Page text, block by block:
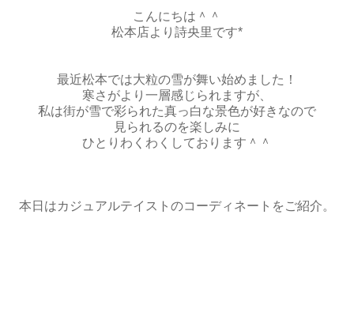
こんにちは＾＾
松本店より詩央里です*
最近松本では大粒の雪が舞い始めました！
寒さがより一層感じられますが、
私は街が雪で彩られた真っ白な景色が好きなので
見られるのを楽しみに
ひとりわくわくしております＾＾
本日はカジュアルテイストのコーディネートをご紹介。